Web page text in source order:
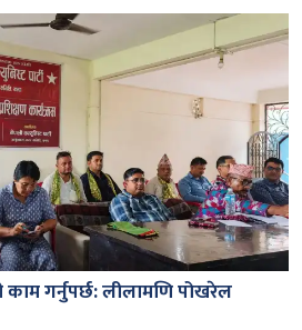
काम गर्नुपर्छ: लीलामणि पोखरेल